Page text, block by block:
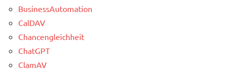
BusinessAutomation
CalDAV
Chancengleichheit
ChatGPT
ClamAV